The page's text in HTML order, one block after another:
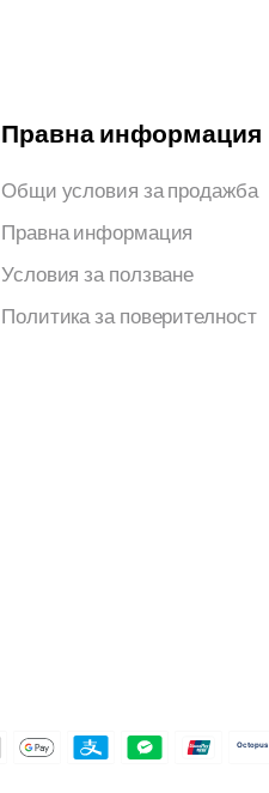
Правна информация
Общи условия за продажба
Правна информация
Условия за ползване
Политика за поверителност
Octopus